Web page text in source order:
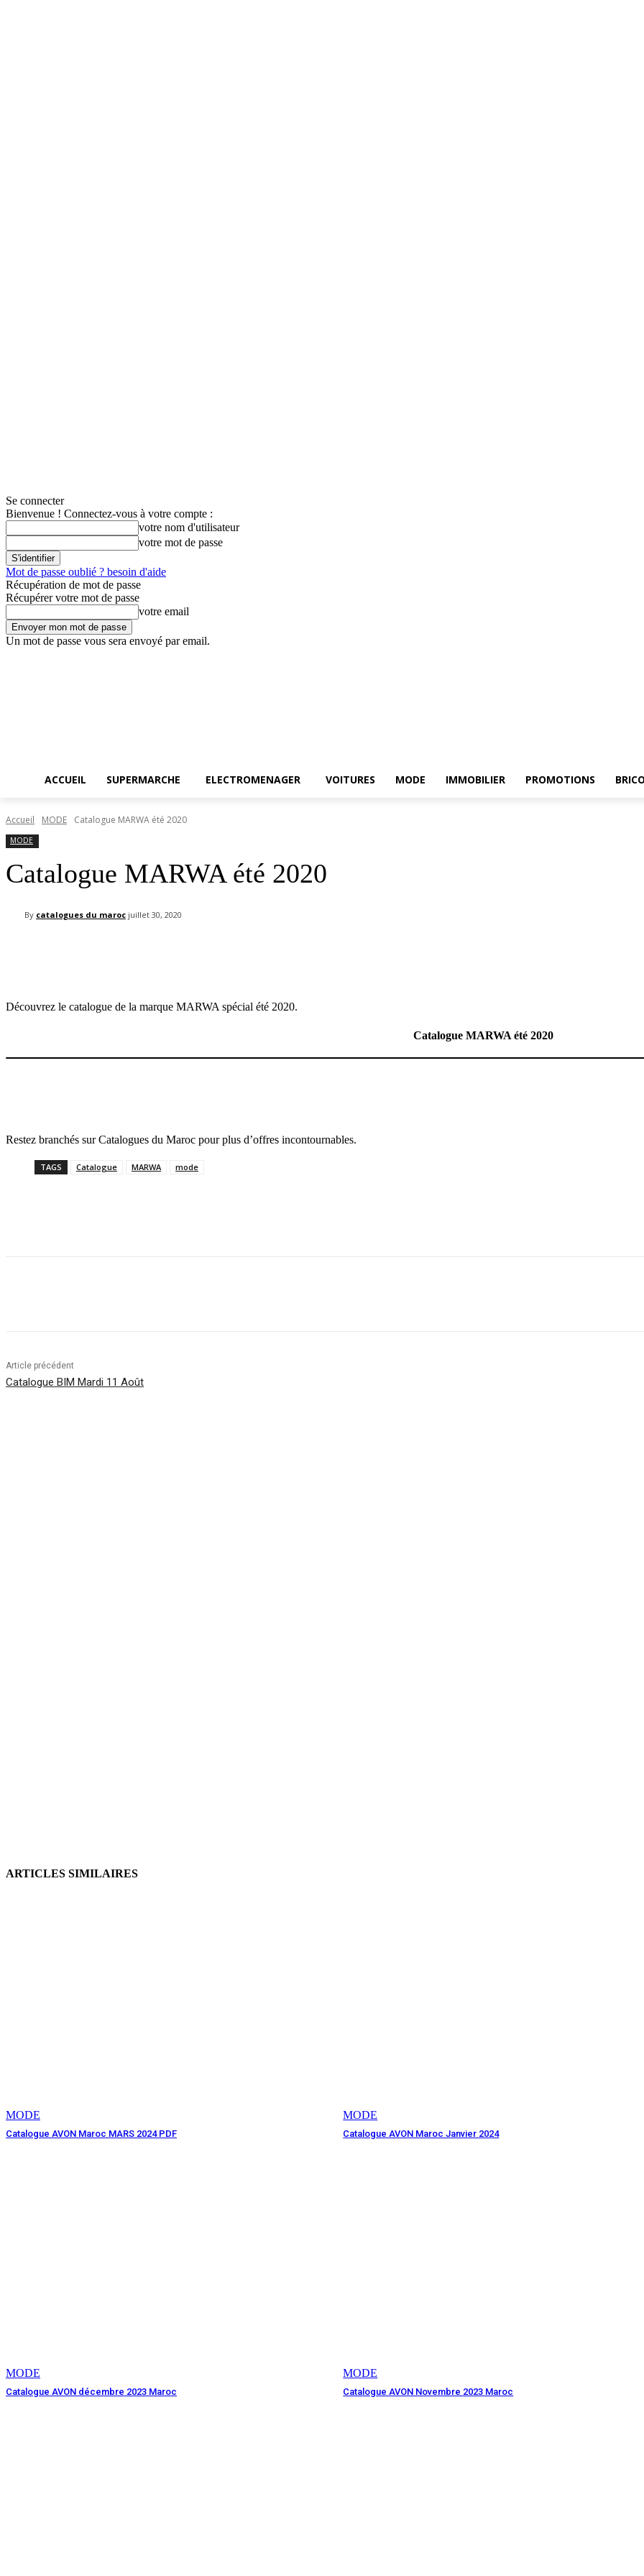
Se connecter
Bienvenue ! Connectez-vous à votre compte :
votre nom d'utilisateur
votre mot de passe
Mot de passe oublié ? besoin d'aide
Récupération de mot de passe
Récupérer votre mot de passe
votre email
Un mot de passe vous sera envoyé par email.
ACCUEIL SUPERMARCHE ELECTROMENAGER VOITURES MODE IMMOBILIER PROMOTIONS
Accueil MODE Catalogue MARWA été 2020
MODE
Catalogue MARWA été 2020
By catalogues du maroc juillet 30, 2020
Découvrez le catalogue de la marque MARWA spécial été 2020.
Catalogue MARWA été 2020
Restez branchés sur Catalogues du Maroc pour plus d’offres incontournables.
TAGS Catalogue MARWA mode
Article précédent
Catalogue BIM Mardi 11 Août
ARTICLES SIMILAIRES
MODE
Catalogue AVON Maroc MARS 2024 PDF
MODE
Catalogue AVON Maroc Janvier 2024
MODE
Catalogue AVON décembre 2023 Maroc
MODE
Catalogue AVON Novembre 2023 Maroc